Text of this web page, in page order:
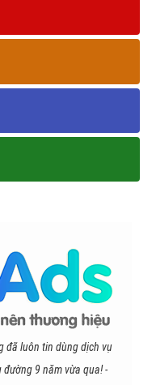
đã luôn tin dùng dịch vụ
9 năm vừa qua! -